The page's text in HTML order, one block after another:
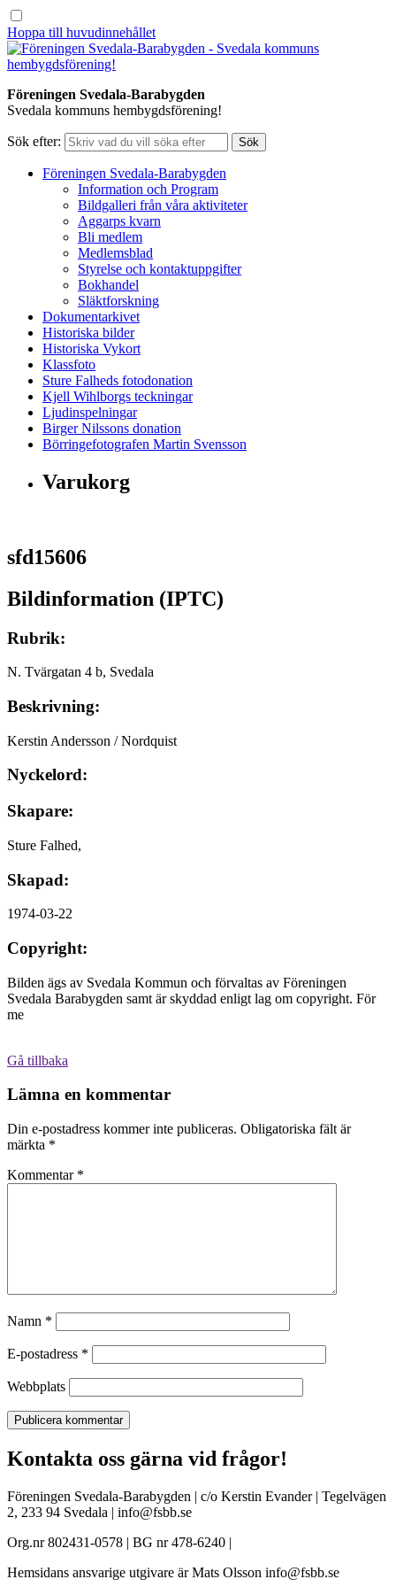
Hoppa till huvudinnehållet
Föreningen Svedala-Barabygden
Svedala kommuns hembygdsförening!
Sök efter:
Föreningen Svedala-Barabygden
Information och Program
Bildgalleri från våra aktiviteter
Aggarps kvarn
Bli medlem
Medlemsblad
Styrelse och kontaktuppgifter
Bokhandel
Släktforskning
Dokumentarkivet
Historiska bilder
Historiska Vykort
Klassfoto
Sture Falheds fotodonation
Kjell Wihlborgs teckningar
Ljudinspelningar
Birger Nilssons donation
Börringefotografen Martin Svensson
Varukorg
sfd15606
Bildinformation (IPTC)
Rubrik:
N. Tvärgatan 4 b, Svedala
Beskrivning:
Kerstin Andersson / Nordquist
Nyckelord:
Skapare:
Sture Falhed,
Skapad:
1974-03-22
Copyright:
Bilden ägs av Svedala Kommun och förvaltas av Föreningen
Svedala Barabygden samt är skyddad enligt lag om copyright. För
me
Gå tillbaka
Lämna en kommentar
Din e-postadress kommer inte publiceras. Obligatoriska fält är
märkta *
Kommentar *
Namn *
E-postadress *
Webbplats
Kontakta oss gärna vid frågor!
Föreningen Svedala-Barabygden | c/o Kerstin Evander | Tegelvägen
2, 233 94 Svedala | info@fsbb.se
Org.nr 802431-0578 | BG nr 478-6240 |
Hemsidans ansvarige utgivare är Mats Olsson info@fsbb.se